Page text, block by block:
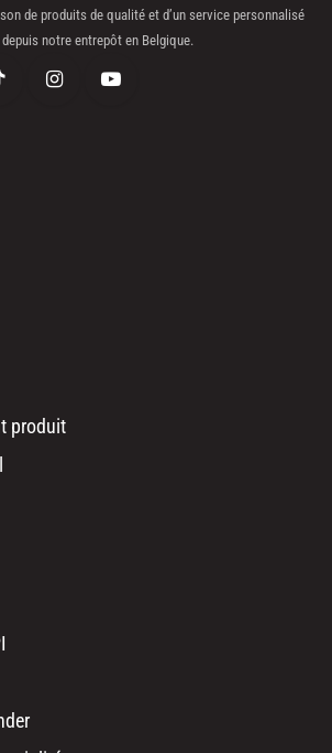
de produits de qualité et d’un service personnalisé
notre entrepôt en Belgique.
produit